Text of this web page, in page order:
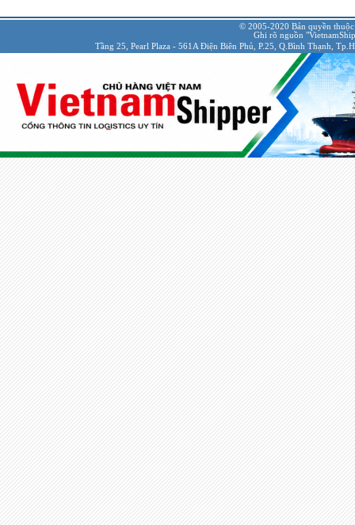
© 2005-2020 Bản quyền
Ghi rõ nguồn
Tầng 25, Pearl Plaza - 561A Điện Biên Phủ, P.25, Q.Bình Thạnh,